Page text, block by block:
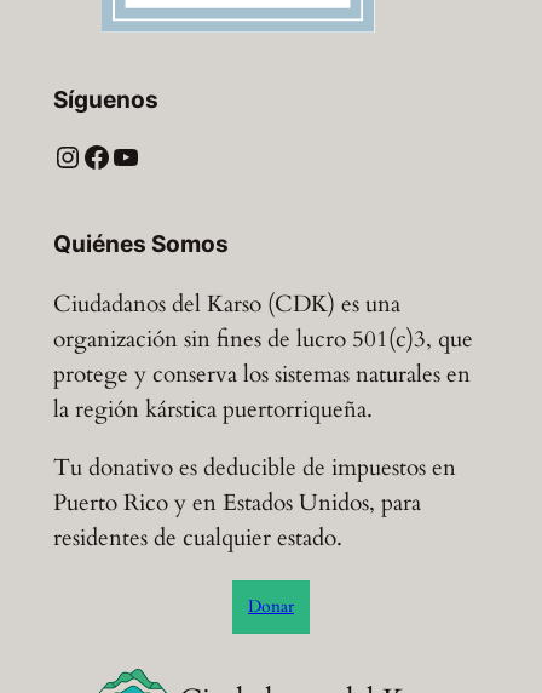
Síguenos
Instagram Facebook YouTube
Quiénes Somos
Ciudadanos del Karso (CDK) es una
organización sin fines de lucro 501(c)3, que
protege y conserva los sistemas naturales en
la región kárstica puertorriqueña.
Tu donativo es deducible de impuestos en
Puerto Rico y en Estados Unidos, para
residentes de cualquier estado.
Donar